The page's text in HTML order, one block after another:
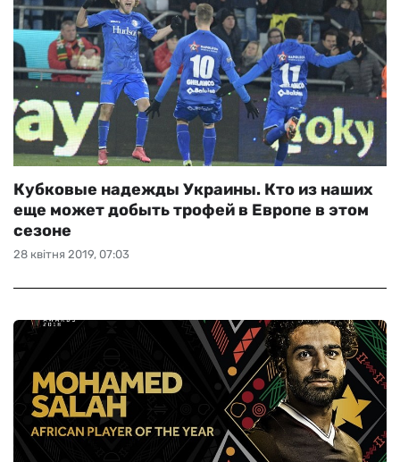
28 квітня 2019, 07:03
Кубковые надежды Украины. Кто из наших
еще может добыть трофей в Европе в этом
сезоне